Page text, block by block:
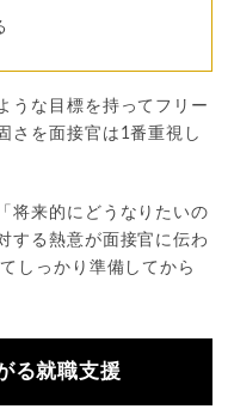
うな目標を持ってフリー
さを面接官は1番重視し
将来的にどうなりたいの
する熱意が面接官に伝わ
しっかり準備してから
る就職支援